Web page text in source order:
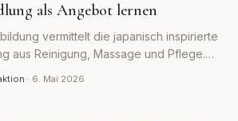
als Angebot lernen
vermittelt die japanisch inspirierte
aus Reinigung, Massage und Pflege.
· 6. Mai 2026